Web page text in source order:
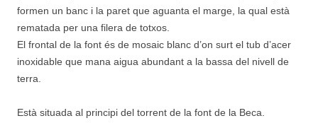
formen un banc i la paret que aguanta el marge, la qual està
rematada per una filera de totxos.
El frontal de la font és de mosaic blanc d’on surt el tub d’acer
inoxidable que mana aigua abundant a la bassa del nivell de
terra.
Està situada al principi del torrent de la font de la Beca.